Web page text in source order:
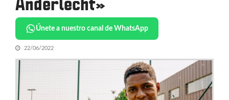
Anderlecht»
Únete a nuestro canal de WhatsApp
22/06/2022